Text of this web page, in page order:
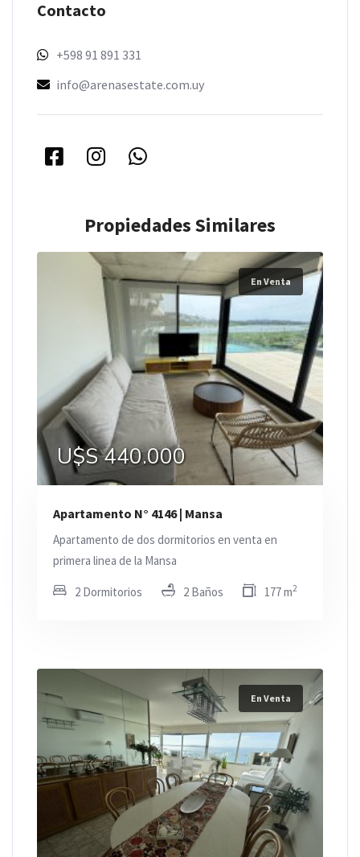
Contacto
+598 91 891 331
info@arenasestate.com.uy
Propiedades Similares
En Venta
U$S 440.000
Apartamento N° 4146 | Mansa
Apartamento de dos dormitorios en venta en
primera linea de la Mansa
2 Dormitorios 2 Baños 177 m2
En Venta